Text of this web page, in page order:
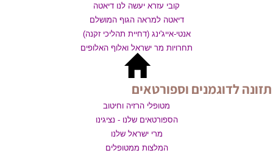
קובי עזרא יעשה לנו דיאטה
דיאטה למראה הגוף המושלם
אנטי-אייג'ינג (דחיית תהליכי זקנה)
תחרויות מר ישראל ואלוף האלופים
תזונה לדוגמנים וספורטאים
מטופלי הרזיה וחיטוב
הספורטאים שלנו - נציגינו
מרי ישראל שלנו
המלצות ממטופלים